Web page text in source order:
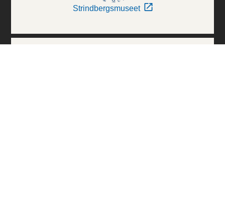
Strindbergsmuseet